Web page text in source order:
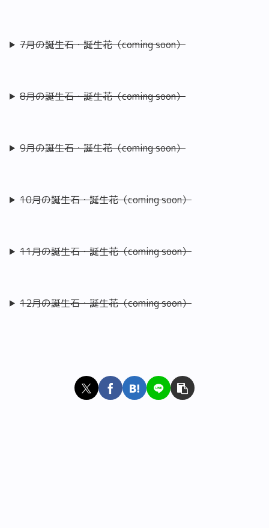
7月の誕生石・誕生花（coming soon）
8月の誕生石・誕生花（coming soon）
9月の誕生石・誕生花（coming soon）
10月の誕生石・誕生花（coming soon）
11月の誕生石・誕生花（coming soon）
12月の誕生石・誕生花（coming soon）